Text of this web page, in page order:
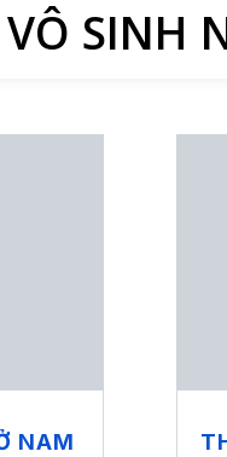
SINH
NAM